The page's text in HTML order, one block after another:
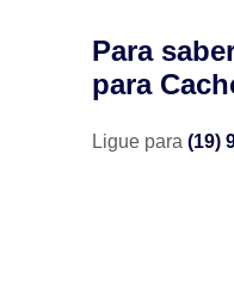
Para
para
Ligue para(19)